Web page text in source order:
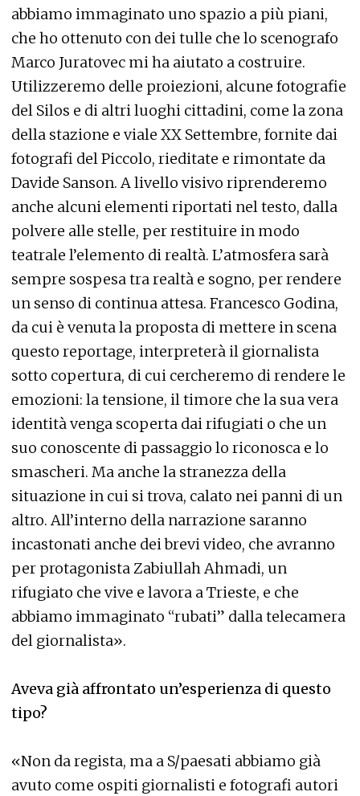
abbiamo immaginato uno spazio a più piani,
che ho ottenuto con dei tulle che lo scenografo
Marco Juratovec mi ha aiutato a costruire.
Utilizzeremo delle proiezioni, alcune fotografie
del Silos e di altri luoghi cittadini, come la zona
della stazione e viale XX Settembre, fornite dai
fotografi del Piccolo, rieditate e rimontate da
Davide Sanson. A livello visivo riprenderemo
anche alcuni elementi riportati nel testo, dalla
polvere alle stelle, per restituire in modo
teatrale l’elemento di realtà. L’atmosfera sarà
sempre sospesa tra realtà e sogno, per rendere
un senso di continua attesa. Francesco Godina,
da cui è venuta la proposta di mettere in scena
questo reportage, interpreterà il giornalista
sotto copertura, di cui cercheremo di rendere le
emozioni: la tensione, il timore che la sua vera
identità venga scoperta dai rifugiati o che un
suo conoscente di passaggio lo riconosca e lo
smascheri. Ma anche la stranezza della
situazione in cui si trova, calato nei panni di un
altro. All’interno della narrazione saranno
incastonati anche dei brevi video, che avranno
per protagonista Zabiullah Ahmadi, un
rifugiato che vive e lavora a Trieste, e che
abbiamo immaginato “rubati” dalla telecamera
del giornalista».
Aveva già affrontato un’esperienza di questo
tipo?
«Non da regista, ma a S/paesati abbiamo già
avuto come ospiti giornalisti e fotografi autori